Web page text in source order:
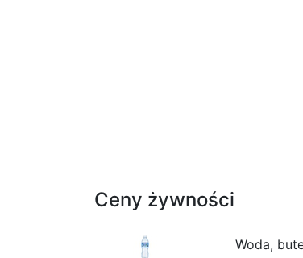
Ceny żywności
Woda,